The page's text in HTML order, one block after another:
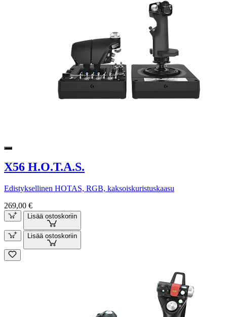
X56 H.O.T.A.S.
Edistyksellinen HOTAS, RGB, kaksoiskuristuskaasu
269,00 €
Lisää ostoskoriin
Lisää ostoskoriin